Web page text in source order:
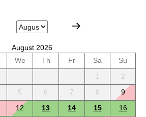
August 2026
We Th Fr Sa
Su
1
2
5 6 7 8
9
12 13 14 15
16